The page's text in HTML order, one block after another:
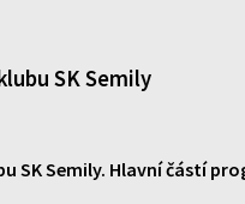
SK Semily
SK Semily. Hlavní částí